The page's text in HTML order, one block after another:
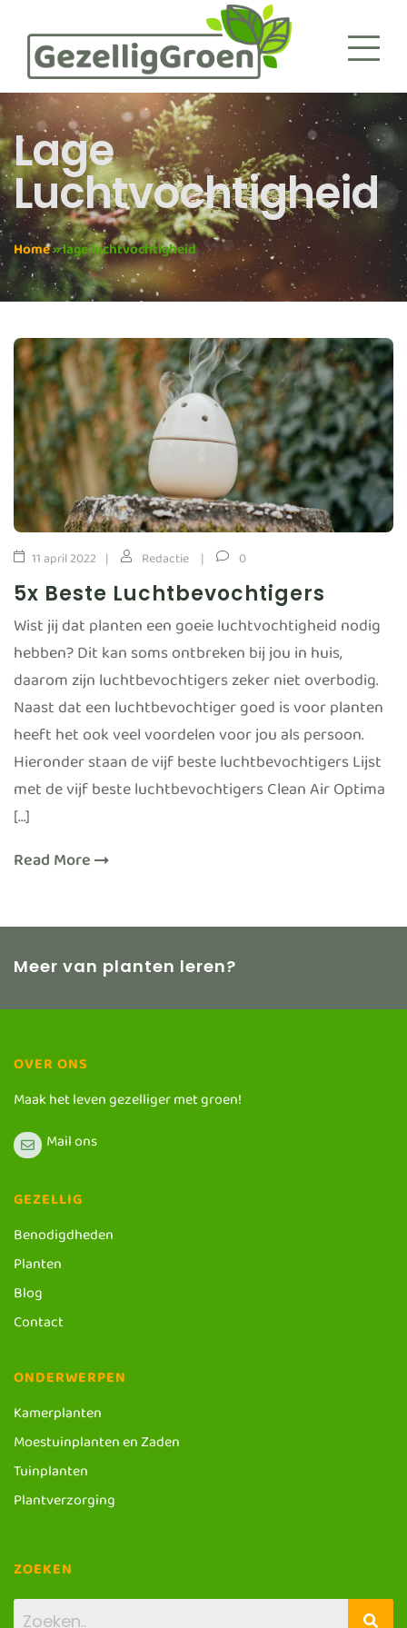
Lage
Luchtvochtigheid
Home»lage luchtvochtigheid
11 april 2022 Redactie 0
5x Beste Luchtbevochtigers
Wist jij dat planten een goeie luchtvochtigheid nodig
hebben? Dit kan soms ontbreken bij jou in huis,
daarom zijn luchtbevochtigers zeker niet overbodig.
Naast dat een luchtbevochtiger goed is voor planten
heeft het ook veel voordelen voor jou als persoon.
Hieronder staan de vijf beste luchtbevochtigers Lijst
met de vijf beste luchtbevochtigers Clean Air Optima
[…]
Read More
Meer van planten leren?
OVER ONS
Maak het leven gezelliger met groen!
Mail ons
GEZELLIG
Benodigdheden
Planten
Blog
Contact
ONDERWERPEN
Kamerplanten
Moestuinplanten en Zaden
Tuinplanten
Plantverzorging
ZOEKEN